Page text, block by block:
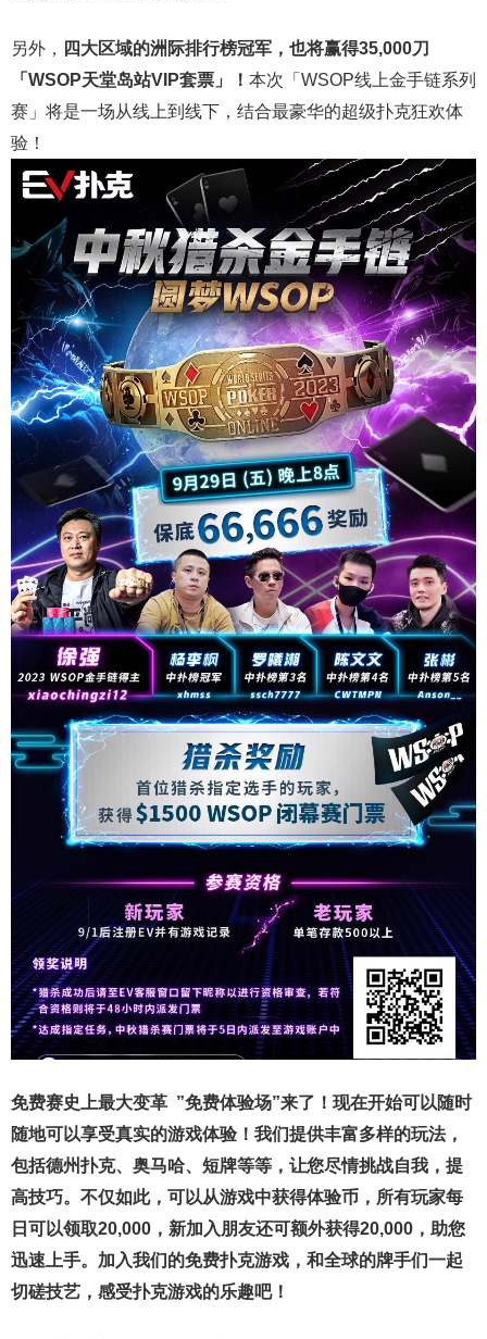
另外， 四大区域的洲际排行榜冠军，也将赢得35,000刀
「WSOP天堂岛站VIP套票」！ 本次「WSOP线上金手链系列
赛」将是一场从线上到线下，结合最豪华的超级扑克狂欢体
验！
免费赛史上最大变革 ”免费体验场”来了！ 现在开始可以随时
随地可以享受真实的游戏体验！我们提供丰富多样的玩法，
包括德州扑克、奥马哈、短牌等等，让您尽情挑战自我，提
高技巧。不仅如此， 可以从游戏中获得体验币，所有玩家每
日可以领取20,000，新加入朋友还可额外获得20,000，助您
迅速上手。 加入我们的免费扑克游戏，和全球的牌手们一起
切磋技艺，感受扑克游戏的乐趣吧！